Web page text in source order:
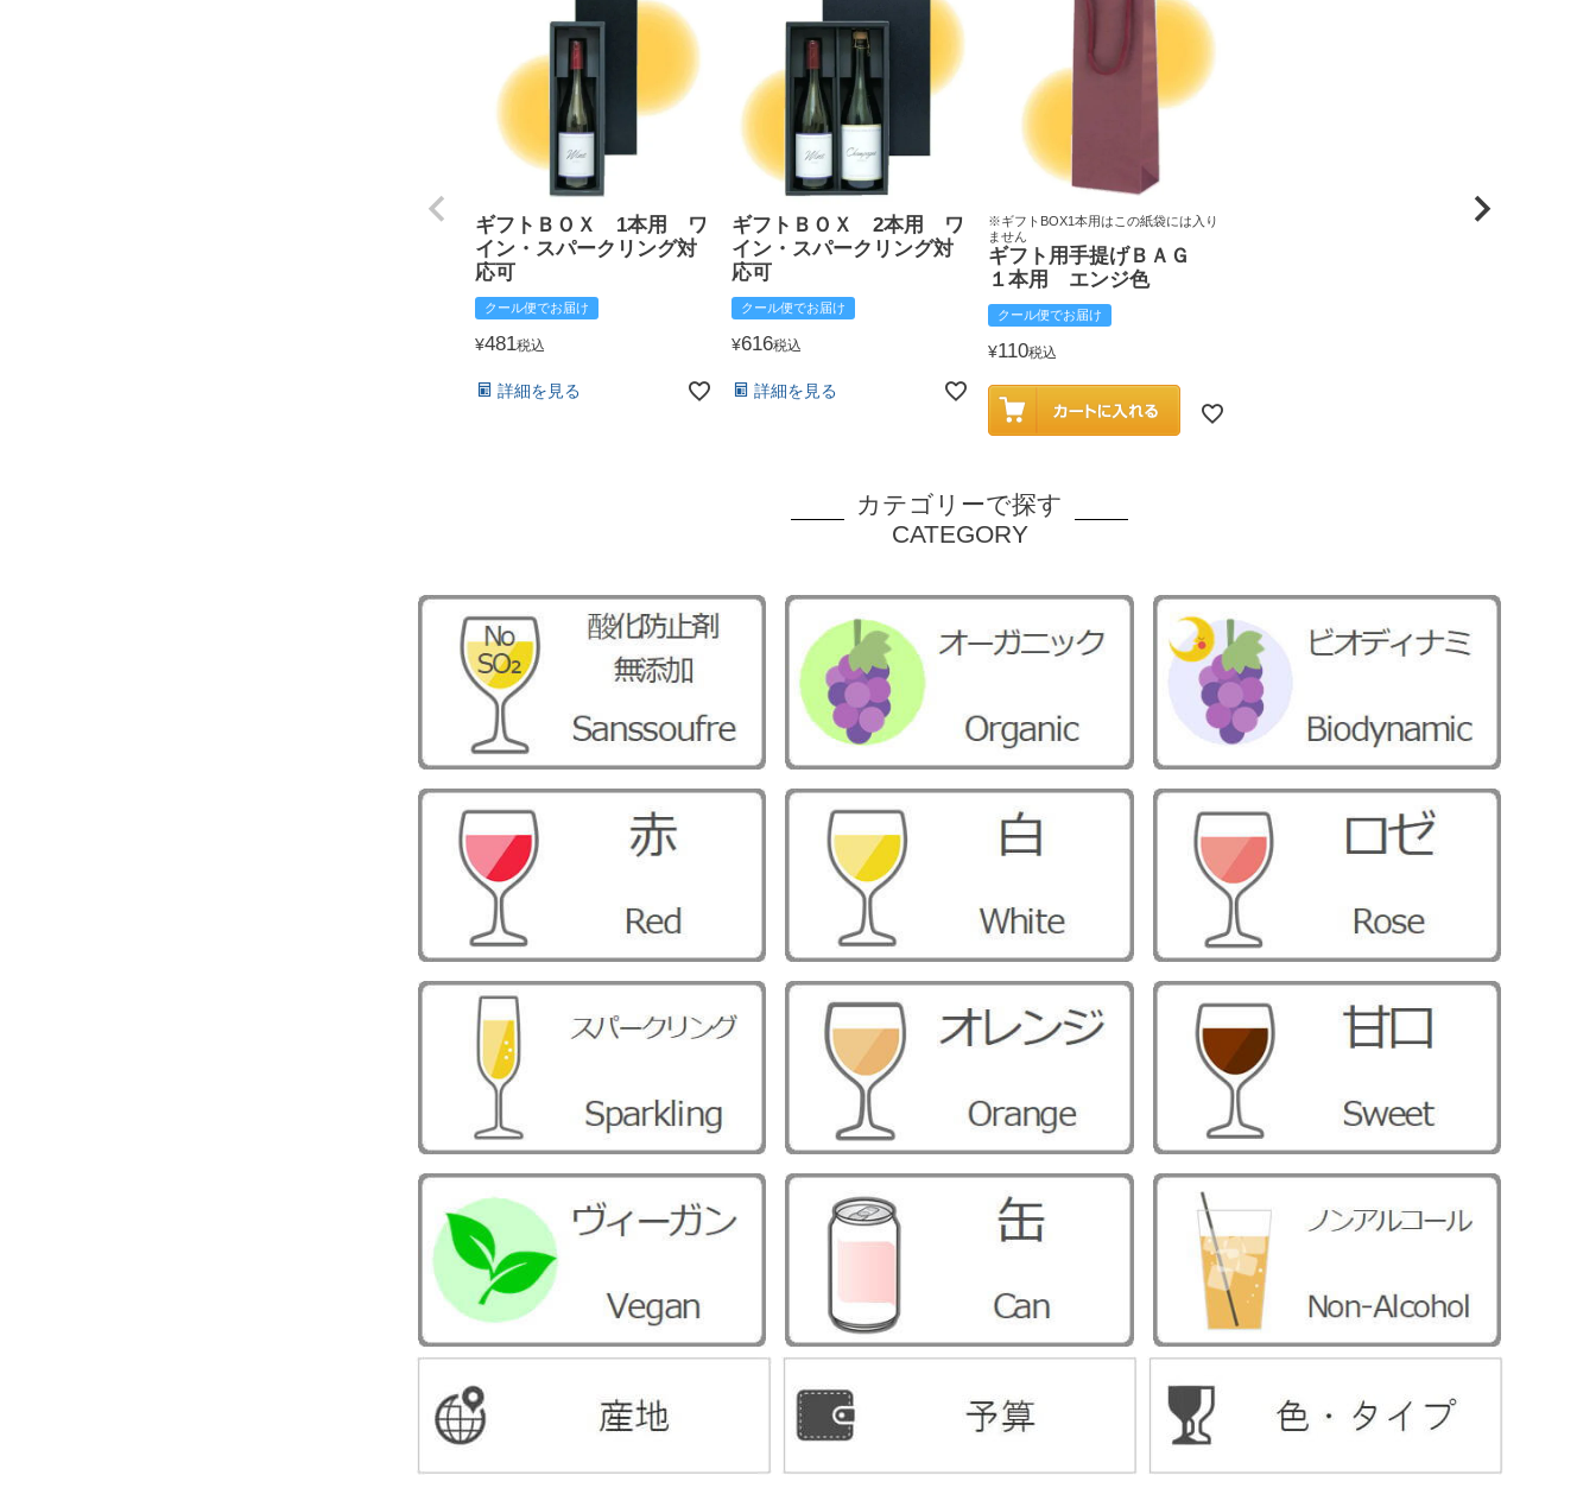
ギフトＢＯＸ 1本用 ワ
イン・スパークリング対
応可
クール便でお届け
¥481税込
詳細を見る
ギフトＢＯＸ 2本用 ワ
イン・スパークリング対
応可
クール便でお届け
¥616税込
詳細を見る
※ギフトBOX1本用はこの紙袋には入り
ません
ギフト用手提げＢＡＧ
１本用 エンジ色
クール便でお届け
¥110税込
カテゴリーで探す
CATEGORY